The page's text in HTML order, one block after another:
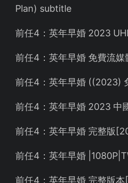
Plan) subtitle
前任4：英年早婚 2023
前任4：英年早婚 免費流媒
前任4：英年早婚 ((2023)
前任4：英年早婚 2023 中
前任4：英年早婚 完整版
前任4：英年早婚
前任4：英年早婚 完整版